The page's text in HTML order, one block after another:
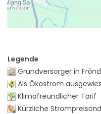
Legende
Grundversorger in
Als Ökostrom
Klimafreundlicher Tarif
Kürzliche